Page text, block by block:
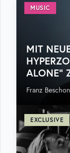
MUSIC
MIT
ALONE“
Franz
EXCLUSIVE